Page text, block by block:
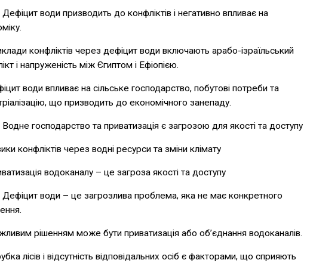
Дефіцит води призводить до конфліктів і негативно впливає на
конфліктів через дефіцит води включають арабо-ізраїльський
і напруженість між Єгиптом і Ефіопією.
води впливає на сільське господарство, побутові потреби та
що призводить до економічного занепаду.
Водне господарство та приватизація є загрозою для якості та доступу
конфліктів через водні ресурси та зміни клімату
водоканалу – це загроза якості та доступу
Дефіцит води – це загрозлива проблема, яка не має конкретного
рішенням може бути приватизація або об’єднання водоканалів.
лісів і відсутність відповідальних осіб є факторами, що сприяють